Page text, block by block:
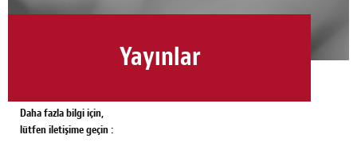
Yayınlar
Daha fazla bilgi için,
lütfen iletişime geçin :